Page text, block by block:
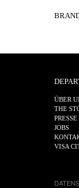
ÜBER
THE
PRESSE
JOBS
VISA